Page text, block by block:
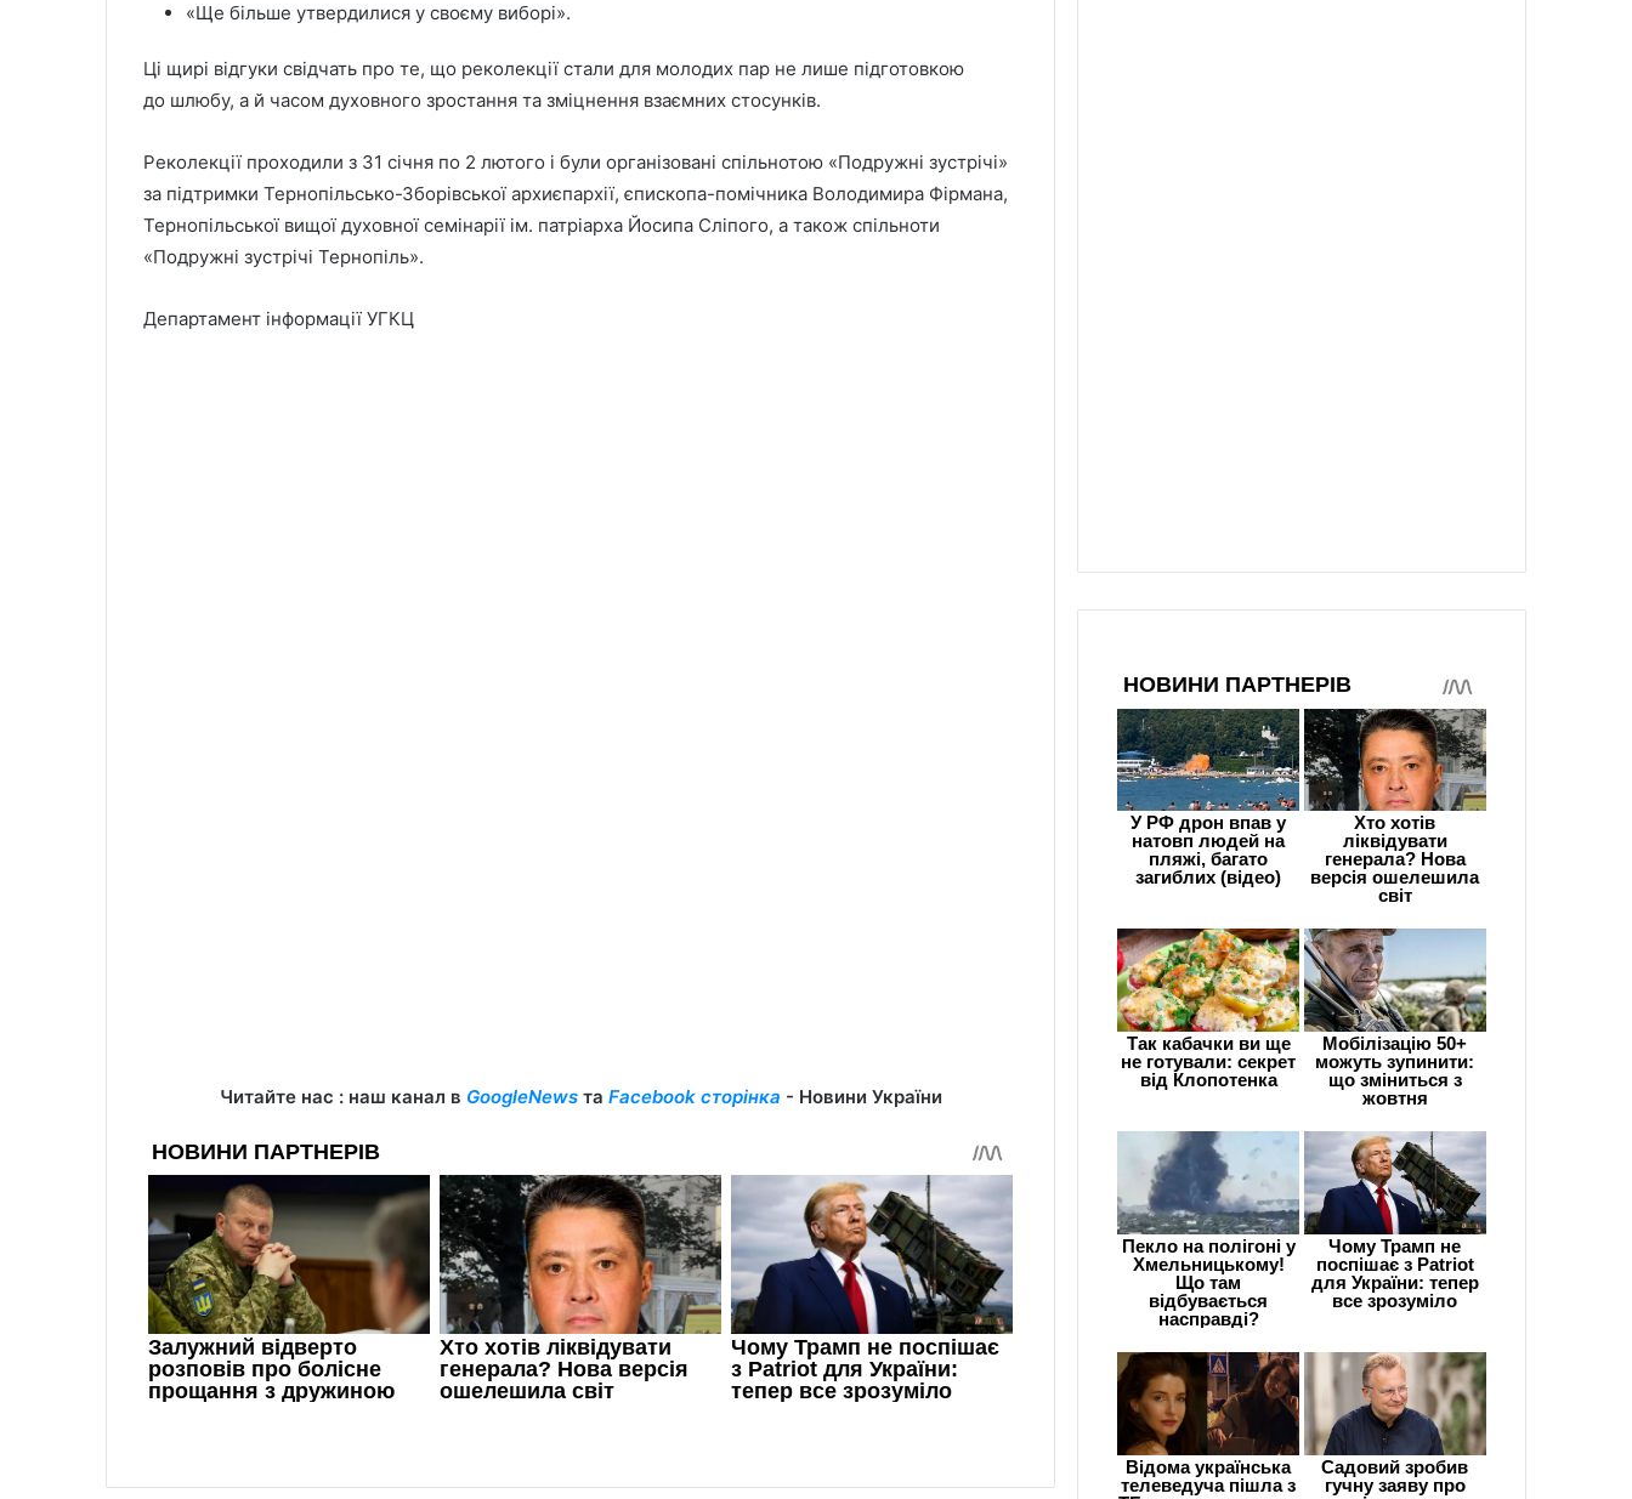
«Ще більше утвердилися у своєму виборі».
Ці щирі відгуки свідчать про те, що реколекції стали для молодих пар не лише підготовкою
до шлюбу, а й часом духовного зростання та зміцнення взаємних стосунків.
Реколекції проходили з 31 січня по 2 лютого і були організовані спільнотою «Подружні зустрічі»
за підтримки Тернопільсько-Зборівської архиєпархії, єпископа-помічника Володимира Фірмана,
Тернопільської вищої духовної семінарії ім. патріарха Йосипа Сліпого, а також спільноти
«Подружні зустрічі Тернопіль».
Департамент інформації УГКЦ
Читайте нас : наш канал в GoogleNewsта Facebook сторінка - Новини України